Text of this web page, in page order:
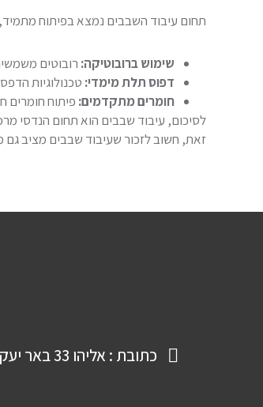
תחום עיבוד השבבים נמצא בפיתוח מתמיד,
שימוש ברובוטיקה: רובוטים
דפוס תלת מימדי: טכנולוגיות
חומרים מתקדמים: פיתוח חומרים
לסיכום, עיבוד שבבים הוא תחום הנדסי
זאת, חשוב לזכור שעיבוד שבבים מציב גם
כתובת : אליהו 33 באר יעקב